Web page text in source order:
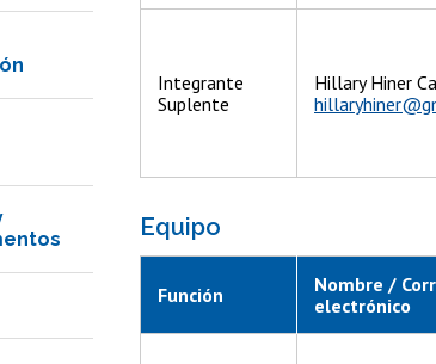
Integrante
Suplente
Hillary Hiner
Equipo
Función
Nombre /
electrónico